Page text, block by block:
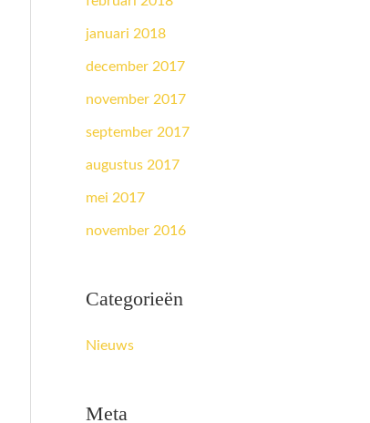
januari 2018
december 2017
november 2017
september 2017
augustus 2017
mei 2017
november 2016
Categorieën
Nieuws
Meta